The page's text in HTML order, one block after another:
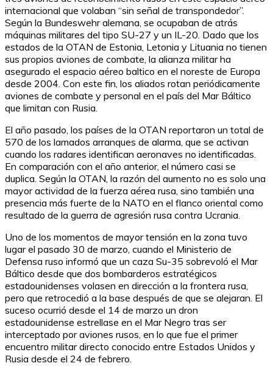
internacional que volaban “sin señal de transpondedor”.
Según la Bundeswehr alemana, se ocupaban de atrás
máquinas militares del tipo SU-27 y un IL-20. Dado que los
estados de la OTAN de Estonia, Letonia y Lituania no tienen
sus propios aviones de combate, la alianza militar ha
asegurado el espacio aéreo baltico en el noreste de Europa
desde 2004. Con este fin, los aliados rotan periódicamente
aviones de combate y personal en el país del Mar Báltico
que limitan con Rusia.
El año pasado, los países de la OTAN reportaron un total de
570 de los lamados arranques de alarma, que se activan
cuando los radares identifican aeronaves no identificadas.
En comparación con el año anterior, el número casi se
duplica. Según la OTAN, la razón del aumento no es solo una
mayor actividad de la fuerza aérea rusa, sino también una
presencia más fuerte de la NATO en el flanco oriental como
resultado de la guerra de agresión rusa contra Ucrania.
Uno de los momentos de mayor tensión en la zona tuvo
lugar el pasado 30 de marzo, cuando el Ministerio de
Defensa ruso informó que un caza Su-35 sobrevoló el Mar
Báltico desde que dos bombarderos estratégicos
estadounidenses volasen en dirección a la frontera rusa,
pero que retrocedió a la base después de que se alejaran. El
suceso ocurrió desde el 14 de marzo un dron
estadounidense estrellase en el Mar Negro tras ser
interceptado por aviones rusos, en lo que fue el primer
encuentro militar directo conocido entre Estados Unidos y
Rusia desde el 24 de febrero.